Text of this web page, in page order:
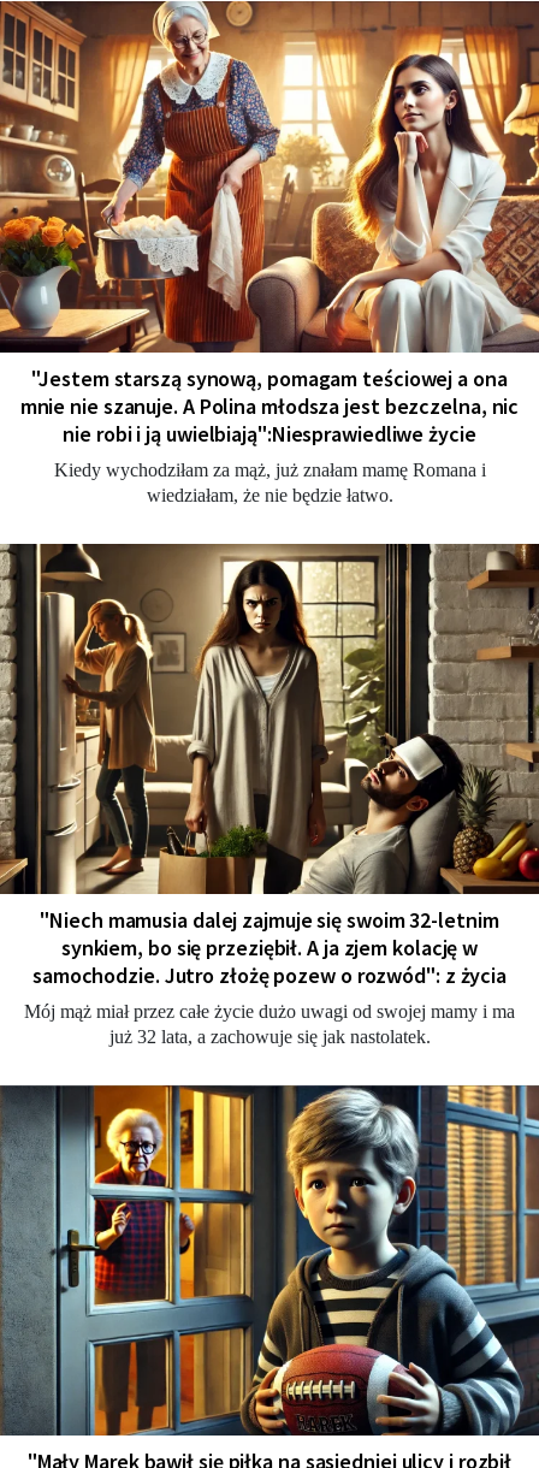
"Jestem starszą synową, pomagam teściowej a ona
mnie nie szanuje. A Polina młodsza jest bezczelna, nic
nie robi i ją uwielbiają":Niesprawiedliwe życie
Kiedy wychodziłam za mąż, już znałam mamę Romana i
wiedziałam, że nie będzie łatwo.
"Niech mamusia dalej zajmuje się swoim 32-letnim
synkiem, bo się przeziębił. A ja zjem kolację w
samochodzie. Jutro złożę pozew o rozwód": z życia
Mój mąż miał przez całe życie dużo uwagi od swojej mamy i ma
już 32 lata, a zachowuje się jak nastolatek.
"Mały Marek bawił się piłką na sąsiedniej ulicy i rozbił